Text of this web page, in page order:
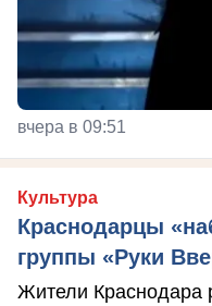
вчера в 09:51
Культура
Краснодарцы
группы «Руки
Жители Краснодара